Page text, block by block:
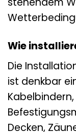
Wie
Die
ist denkbar
Decken,